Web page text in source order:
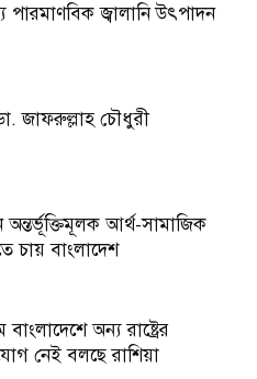
জ্বালানি উৎপাদন
জাফরুল্লাহ চৌধুরী
অন্তর্ভূক্তিমূলক আর্থ-সামাজিক
চায় বাংলাদেশ
বাংলাদেশে অন্য রাষ্ট্রের
নেই বলছে রাশিয়া